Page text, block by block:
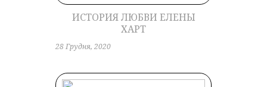
ИСТОРИЯ ЛЮБВИ ЕЛЕНЫ
ХАРТ
28 Грудня, 2020